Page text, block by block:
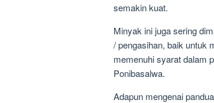
semakin kuat.
Minyak ini juga sering
/ pengasihan, baik untuk
memenuhi syarat dalam
Ponibasalwa.
Adapun mengenai